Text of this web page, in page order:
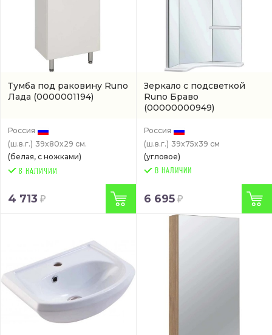
Тумба под раковину Runo
Лада (0000001194)
Россия
(ш.в.г.) 39x80x29 см.
(белая, с ножками)
4 713
Зеркало с подсветкой
Runo Браво
(00000000949)
Россия
(ш.в.г.) 39x75x39 см
(угловое)
В НАЛИЧИИ
6 695